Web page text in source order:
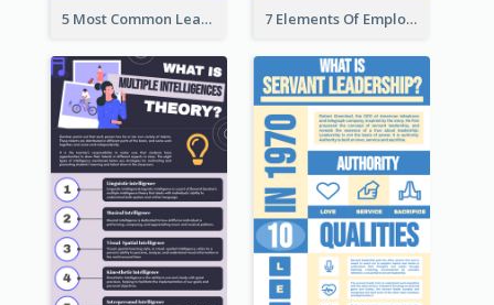
5 Most Common Leadership Styles Infographic 7 Elements Of Employee Motivation Infographic